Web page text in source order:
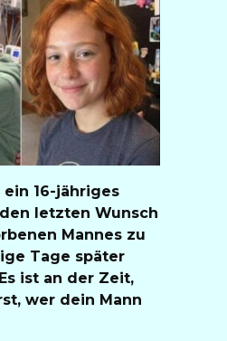
16-jähriges
letzten Wunsch
Mannes zu
Tage später
ist an der Zeit,
wer dein Mann